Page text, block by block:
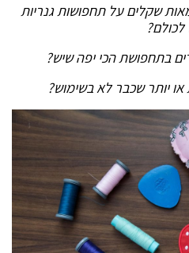
שקלים על תחפושות גנריות
בתחפושת הכי יפה שיש?
יותר שכבר לא בשימוש?